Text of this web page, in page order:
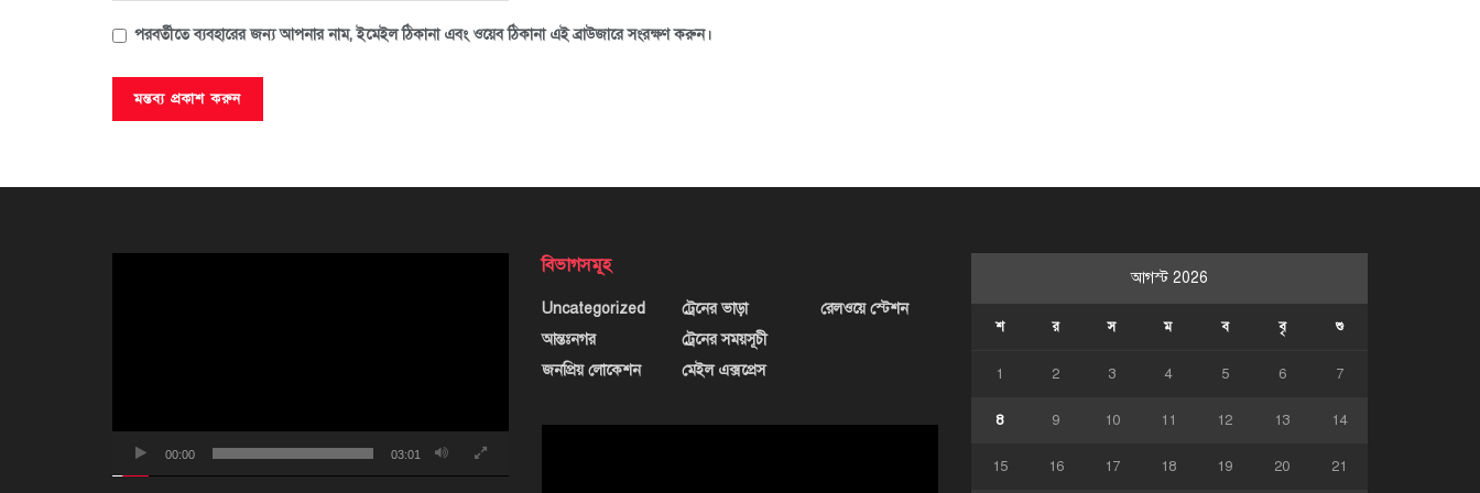
পরবর্তীতে ব্যবহারের জন্য আপনার নাম, ইমেইল ঠিকানা এবং ওয়েব ঠিকানা এই ব্রাউজারে সংরক্ষণ করুন।
00:00 03:01
বিভাগসমূহ
Uncategorized
আন্তঃনগর
জনপ্রিয় লোকেশন
ট্রেনের ভাড়া
ট্রেনের সময়সূচী
মেইল এক্সপ্রেস
রেলওয়ে স্টেশন
আগস্ট 2026
শ র স ম ব বৃ শু
1 2 3 4 5 6 7
8 9 10 11 12 13 14
15 16 17 18 19 20 21